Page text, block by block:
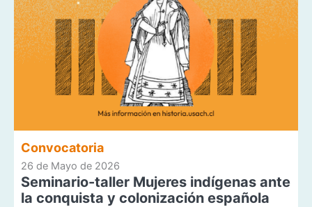
Convocatoria
26 de Mayo de 2026
Seminario-taller Mujeres indígenas ante
la conquista y colonización española